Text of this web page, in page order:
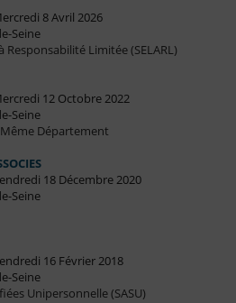
8 Avril 2026
Seine
Responsabilité Limitée (SELARL)
12 Octobre 2022
Seine
Département
18 Décembre 2020
Seine
16 Février 2018
Seine
Unipersonnelle (SASU)